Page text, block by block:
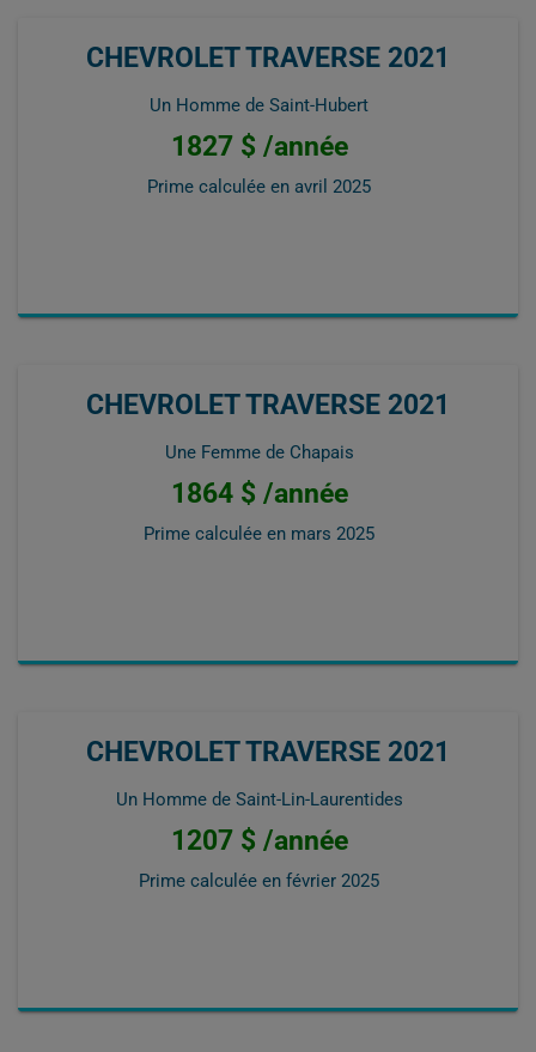
CHEVROLET TRAVERSE 2021
Un Homme de Saint-Hubert
1827 $ /année
Prime calculée en avril 2025
CHEVROLET TRAVERSE 2021
Une Femme de Chapais
1864 $ /année
Prime calculée en mars 2025
CHEVROLET TRAVERSE 2021
Un Homme de Saint-Lin-Laurentides
1207 $ /année
Prime calculée en février 2025